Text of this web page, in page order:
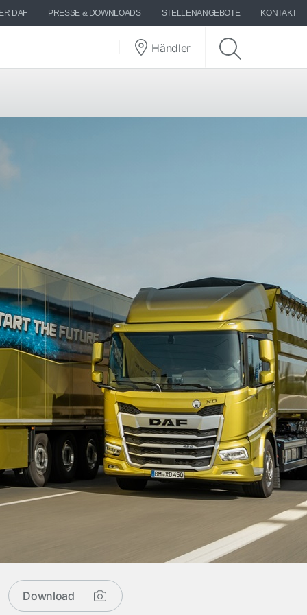
DAF PRESSE & DOWNLOADS STELLENANGEBOTE KONTAKT
Händler
Download